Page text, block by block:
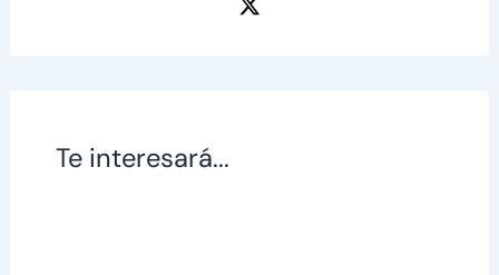
Te interesará...